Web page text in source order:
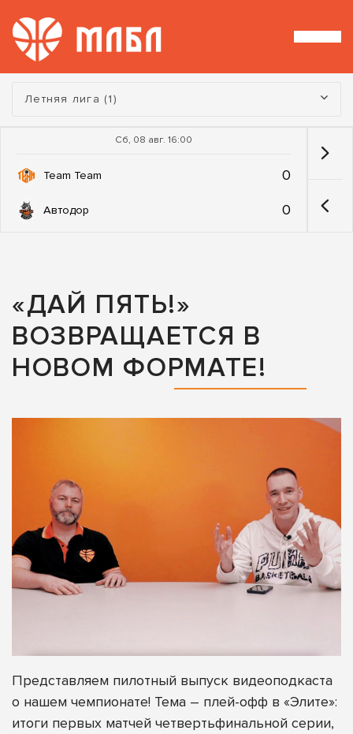
Турнир:
Летняя лига (1)
Сб, 08 авг. 16:00
Team Team 0
Автодор 0
«ДАЙ ПЯТЬ!»
ВОЗВРАЩАЕТСЯ В
НОВОМ ФОРМАТЕ!
Представляем пилотный выпуск видеоподкаста
о нашем чемпионате! Тема – плей-офф в «Элите»:
итоги первых матчей четвертьфинальной серии,